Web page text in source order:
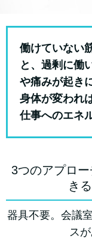
働けていない
と、過剰に働
や痛みが起き
身体が変われ
仕事へのエネ
3つのアプロ
き
器具不要。会議
ス